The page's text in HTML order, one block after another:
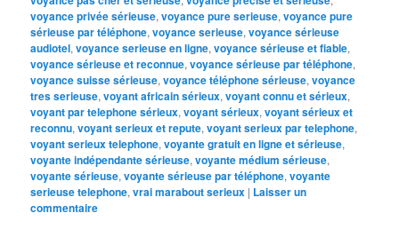
voyance privée sérieuse,voyance pure serieuse,voyance pure
sérieuse par téléphone,voyance serieuse,voyance sérieuse
audiotel,voyance serieuse en ligne,voyance sérieuse et fiable,
voyance sérieuse et reconnue,voyance sérieuse par téléphone,
voyance suisse sérieuse,voyance téléphone sérieuse,voyance
tres serieuse,voyant africain sérieux,voyant connu et sérieux,
voyant par telephone sérieux,voyant sérieux,voyant sérieux et
reconnu,voyant serieux et repute,voyant serieux par telephone,
voyant serieux telephone,voyante gratuit en ligne et sérieuse,
voyante indépendante sérieuse,voyante médium sérieuse,
voyante sérieuse,voyante sérieuse par téléphone,voyante
serieuse telephone,vrai marabout serieux | Laisser un
commentaire